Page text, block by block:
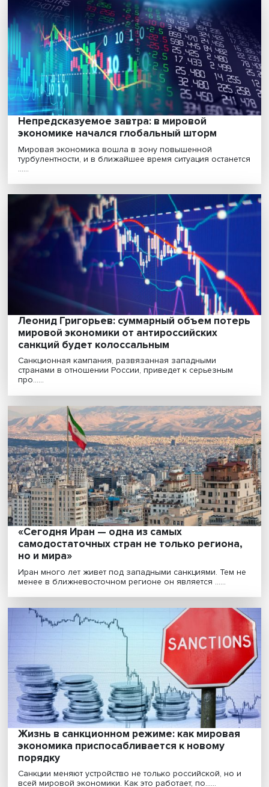
Анастасия Лихачева: в нынешней
санкционной системе легче выживать, но
дороже сотрудничать
Использование санкций затрагивает все больше
компонентов международных экономических
М......
Непредсказуемое завтра: в мировой
экономике начался глобальный шторм
Мировая экономика вошла в зону повышенной
турбулентности, и в ближайшее время ситуация
Леонид Григорьев: суммарный объем
мировой экономики от антироссийских
санкций будет колоссальным
Санкционная кампания, развязанная западными
странами в отношении России, приведет к серьезным
про......
«Сегодня Иран — одна из самых
самодостаточных стран не только
но и мира»
Иран много лет живет под западными санкциями.
менее в ближневосточном регионе он является ......